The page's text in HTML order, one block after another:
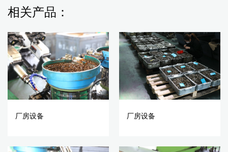
相关产品：
厂房设备 厂房设备